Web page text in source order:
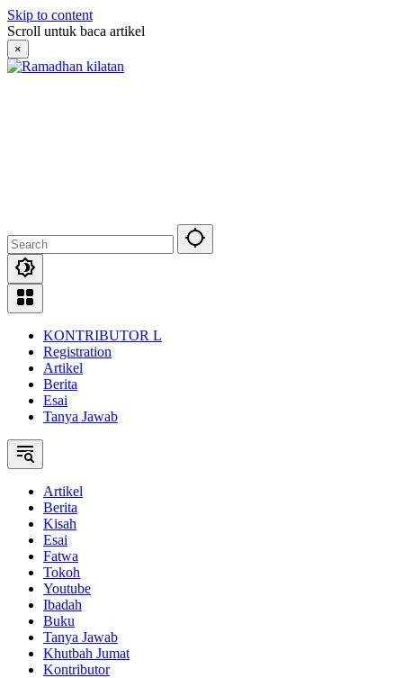
Skip to content
Scroll untuk baca artikel
×
KONTRIBUTOR L
Registration
Artikel
Berita
Esai
Tanya Jawab
Artikel
Berita
Kisah
Esai
Fatwa
Tokoh
Youtube
Ibadah
Buku
Tanya Jawab
Khutbah Jumat
Kontributor